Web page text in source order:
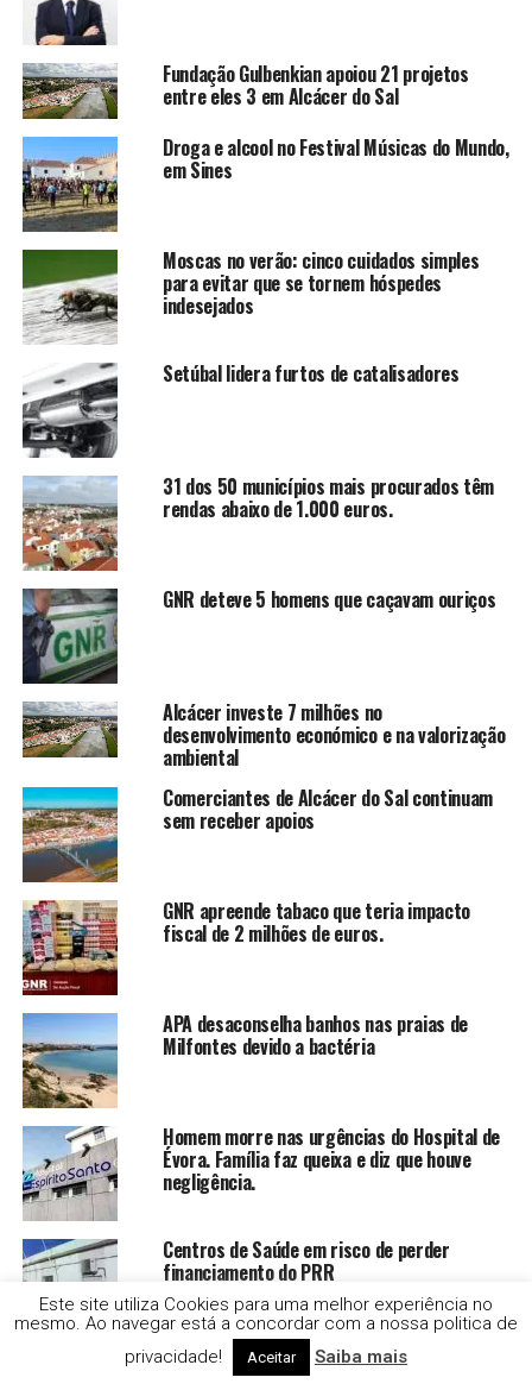
Fundação Gulbenkian apoiou 21 projetos
entre eles 3 em Alcácer do Sal
Droga e alcool no Festival Músicas do Mundo,
em Sines
Moscas no verão: cinco cuidados simples
para evitar que se tornem hóspedes
indesejados
Setúbal lidera furtos de catalisadores
31 dos 50 municípios mais procurados têm
rendas abaixo de 1.000 euros.
GNR deteve 5 homens que caçavam ouriços
Alcácer investe 7 milhões no
desenvolvimento económico e na valorização
ambiental
Comerciantes de Alcácer do Sal continuam
sem receber apoios
GNR apreende tabaco que teria impacto
fiscal de 2 milhões de euros.
APA desaconselha banhos nas praias de
Milfontes devido a bactéria
Homem morre nas urgências do Hospital de
Évora. Família faz queixa e diz que houve
negligência.
Centros de Saúde em risco de perder
financiamento do PRR
Ministra do Ambiente não esteve em
Este site utiliza Cookies para uma melhor experiência no
mesmo. Ao navegar está a concordar com a nossa politica de
privacidade!
Aceitar Saiba mais